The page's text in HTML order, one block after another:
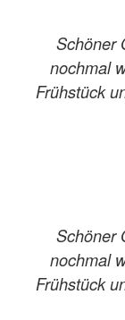
Schöner
nochmal
Frühstück
Schöner
nochmal
Frühstück